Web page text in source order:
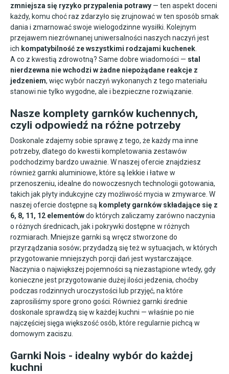
zmniejsza się ryzyko przypalenia potrawy — ten aspekt doceni
każdy, komu choć raz zdarzyło się zrujnować w ten sposób smak
dania i zmarnować swoje wielogodzinne wysiłki. Kolejnym
przejawem niezrównanej uniwersalności naszych naczyń jest
ich kompatybilność ze wszystkimi rodzajami kuchenek
A co z kwestią zdrowotną? Same dobre wiadomości — stal
nierdzewna nie wchodzi w żadne niepożądane reakcje z
jedzeniem, więc wybór naczyń wykonanych z tego materiału
stanowi nie tylko wygodne, ale i bezpieczne rozwiązanie.
Nasze komplety garnków kuchennych,
czyli odpowiedź na różne potrzeby
Doskonale zdajemy sobie sprawę z tego, że każdy ma inne
potrzeby, dlatego do kwestii kompletowania zestawów
podchodzimy bardzo uważnie. W naszej ofercie znajdziesz
również garnki aluminiowe, które są lekkie i łatwe w
przenoszeniu, idealne do nowoczesnych technologii gotowania,
takich jak płyty indukcyjne czy możliwość mycia w zmywarce. W
naszej ofercie dostępne są komplety garnków składające się z
6, 8, 11, 12 elementówdo których zaliczamy zarówno naczynia
o różnych średnicach, jak i pokrywki dostępne w różnych
rozmiarach. Mniejsze garnki są wręcz stworzone do
przyrządzania sosów; przydadzą się też w sytuacjach, w których
przygotowanie mniejszych porcji dań jest wystarczające.
Naczynia o największej pojemności są niezastąpione wtedy, gdy
konieczne jest przygotowanie dużej ilości jedzenia, choćby
podczas rodzinnych uroczystości lub przyjęć, na które
zaprosiliśmy spore grono gości. Również garnki średnie
doskonale sprawdzą się w każdej kuchni — właśnie po nie
najczęściej sięga większość osób, które regularnie pichcą w
domowym zaciszu.
Garnki Nois - idealny wybór do każdej
kuchni